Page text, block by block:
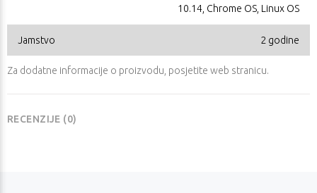
10.14, Chrome OS, Linux OS
Jamstvo 2 godine
Za dodatne informacije o proizvodu, posjetite web stranicu.
RECENZIJE (0)